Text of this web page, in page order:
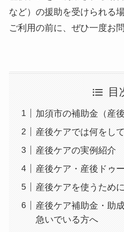
など）の援助を受けられる
ご利用の前に、ぜひ一度お
目
加須市の補助金（産
産後ケアでは何をし
産後ケアの実例紹介
産後ケア・産後ドゥ
産後ケアを使うため
産後ケア補助金・助
急いでいる方へ